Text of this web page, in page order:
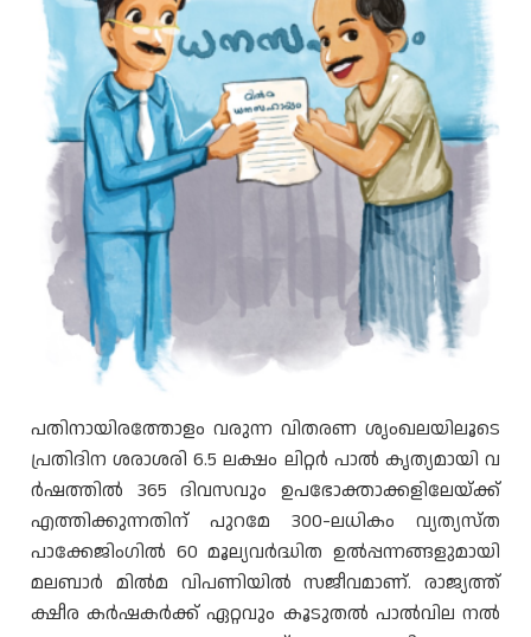
പതിനായിരത്തോളം വരുന്ന വിതരണ ശൃംഖലയിലൂടെ
പ്രതിദിന ശരാശരി 6.5 ലക്ഷം ലിറ്റർ പാൽ കൃത്യമായി വ
ർഷത്തിൽ 365 ദിവസവും ഉപഭോക്താക്കളിലേയ്ക്ക്
എത്തിക്കുന്നതിന് പുറമേ 300-ലധികം വ്യത്യസ്ത
പാക്കേജിംഗിൽ 60 മൂല്യവർദ്ധിത ഉൽപ്പന്നങ്ങളുമായി
മലബാർ മിൽമ വിപണിയിൽ സജീവമാണ്. രാജ്യത്ത്
ക്ഷീര കർഷകർക്ക് ഏറ്റവും കൂടുതൽ പാൽവില നൽ